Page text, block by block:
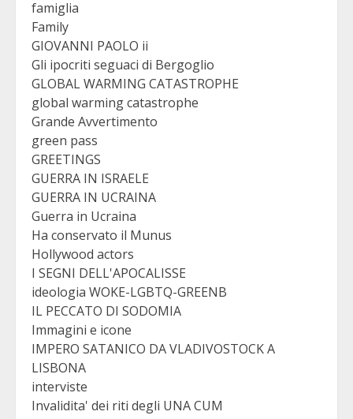
famiglia
Family
GIOVANNI PAOLO ii
Gli ipocriti seguaci di Bergoglio
GLOBAL WARMING CATASTROPHE
global warming catastrophe
Grande Avvertimento
green pass
GREETINGS
GUERRA IN ISRAELE
GUERRA IN UCRAINA
Guerra in Ucraina
Ha conservato il Munus
Hollywood actors
I SEGNI DELL'APOCALISSE
ideologia WOKE-LGBTQ-GREENB
IL PECCATO DI SODOMIA
Immagini e icone
IMPERO SATANICO DA VLADIVOSTOCK A
LISBONA
interviste
Invalidita' dei riti degli UNA CUM